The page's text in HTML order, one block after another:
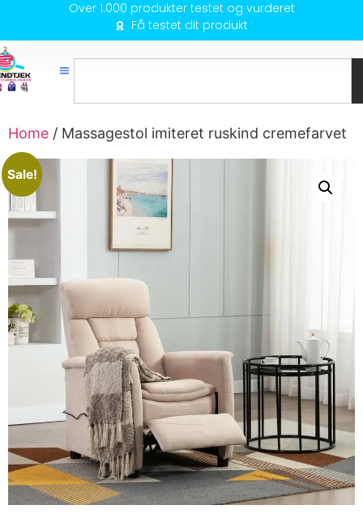
Over 1.000 produkter testet og vurderet
Få testet dit produkt
Home / Massagestol imiteret ruskind cremefarvet
Sale!